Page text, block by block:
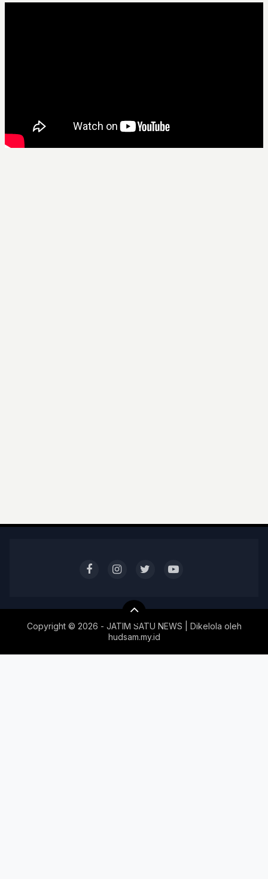
Copyright © 2026 - JATIM SATU NEWS | Dikelola oleh
hudsam.my.id